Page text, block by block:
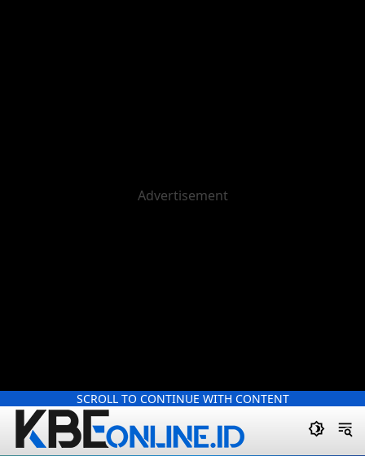
SCROLL TO CONTINUE WITH CONTENT